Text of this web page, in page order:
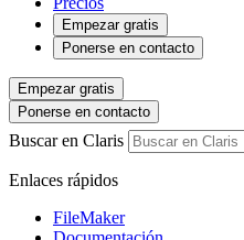
Empezar gratis
Ponerse en contacto
Empezar gratis
Ponerse en contacto
Buscar en Claris
Enlaces rápidos
FileMaker